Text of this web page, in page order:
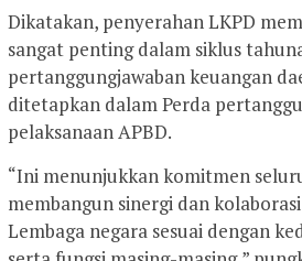
Dikatakan, penyerahan LKPD
sangat penting dalam siklus
pertanggungjawaban keuangan
ditetapkan dalam Perda
pelaksanaan APBD.
“Ini menunjukkan komitmen
membangun sinergi dan
Lembaga negara sesuai dengan